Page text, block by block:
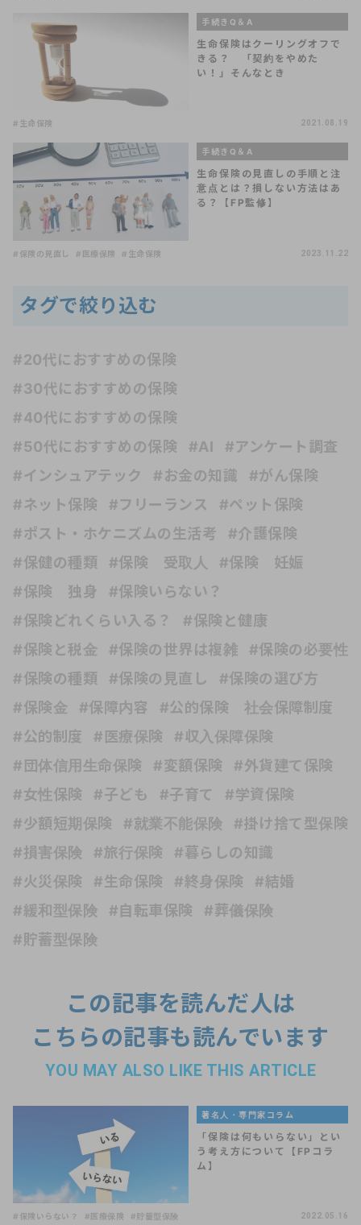
手続きQ＆A
生命保険はクーリングオフで
きる？ 「契約をやめた
い！」そんなとき
#生命保険 2021.08.19
手続きQ＆A
生命保険の見直しの手順と注
意点とは？損しない方法はあ
る？【FP監修】
#保険の見直し #医療保険 #生命保険 2023.11.22
タグで絞り込む
#20代におすすめの保険
#30代におすすめの保険
#40代におすすめの保険
#50代におすすめの保険
#AI
#アンケート調査
#インシュアテック
#お金の知識
#がん保険
#ネット保険
#フリーランス
#ペット保険
#ポスト・ホケニズムの生活考
#介護保険
#保健の種類
#保険 受取人
#保険 妊娠
#保険 独身
#保険いらない？
#保険どれくらい入る？
#保険と健康
#保険と税金
#保険の世界は複雑
#保険の必要性
#保険の種類
#保険の見直し
#保険の選び方
#保険金
#保障内容
#公的保険 社会保障制度
#公的制度
#医療保険
#収入保障保険
#団体信用生命保険
#変額保険
#外貨建て保険
#女性保険
#子ども #子育て
#学資保険
#少額短期保険
#就業不能保険
#掛け捨て型保険
#損害保険
#旅行保険
#暮らしの知識
#火災保険
#生命保険 #終身保険
#結婚
#緩和型保険
#自転車保険
#葬儀保険
#貯蓄型保険
この記事を読んだ人は
こちらの記事も読んでいます
YOU MAY ALSO LIKE THIS ARTICLE
著名人・専門家コラム
「保険は何もいらない」とい
う考え方について【FPコラ
ム】
#保険いらない？ #医療保険 #貯蓄型保険 2022.05.16